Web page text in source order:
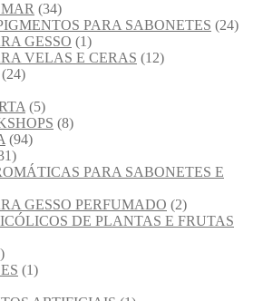
(34)
PARA SABONETES (24)
GESSO (1)
VELAS E CERAS (12)
(24)
(5)
(8)
(94)
PARA SABONETES E
GESSO PERFUMADO (2)
DE PLANTAS E FRUTAS
(1)